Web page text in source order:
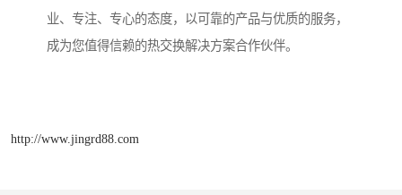
业、专注、专心的态度，以可靠的产品与优质的服务，
成为您值得信赖的热交换解决方案合作伙伴。
http://www.jingrd88.com